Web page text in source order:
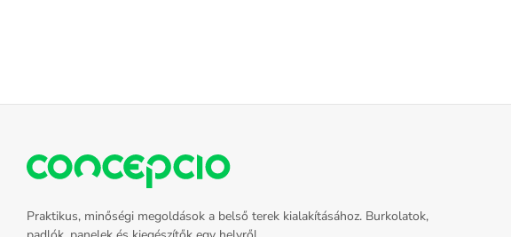
Praktikus, minőségi megoldások a belső terek kialakításához. Burkolatok,